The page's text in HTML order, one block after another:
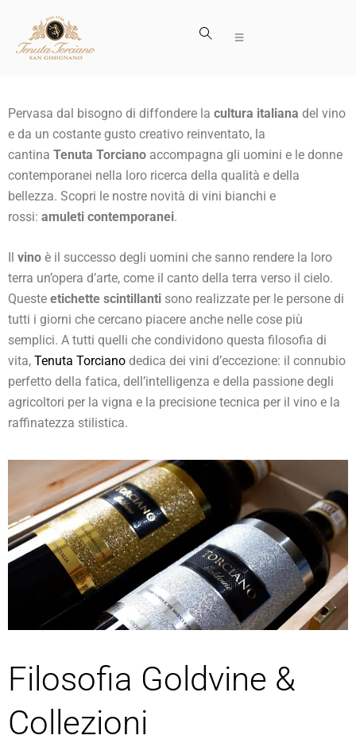
Pervasa dal bisogno di diffondere la cultura italiana del vino
e da un costante gusto creativo reinventato, la
cantina Tenuta Torciano accompagna gli uomini e le donne
contemporanei nella loro ricerca della qualità e della
bellezza. Scopri le nostre novità di vini bianchi e
rossi: amuleti contemporanei.
Il vino è il successo degli uomini che sanno rendere la loro
terra un’opera d’arte, come il canto della terra verso il cielo.
Queste etichette scintillanti sono realizzate per le persone di
tutti i giorni che cercano piacere anche nelle cose più
semplici. A tutti quelli che condividono questa filosofia di
vita, Tenuta Torciano dedica dei vini d’eccezione: il connubio
perfetto della fatica, dell’intelligenza e della passione degli
agricoltori per la vigna e la precisione tecnica per il vino e la
raffinatezza stilistica.
Filosofia Goldvine &
Collezioni